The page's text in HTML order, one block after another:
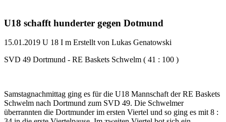
U18 schafft hunderter gegen Dotmund
15.01.2019 U 18 I m Erstellt von Lukas Genatowski
SVD 49 Dortmund - RE Baskets Schwelm ( 41 : 100 )
Samstagnachmittag ging es für die U18 Mannschaft der RE Baskets
Schwelm nach Dortmund zum SVD 49. Die Schwelmer
überrannten die Dortmunder im ersten Viertel und so ging es mit 8 :